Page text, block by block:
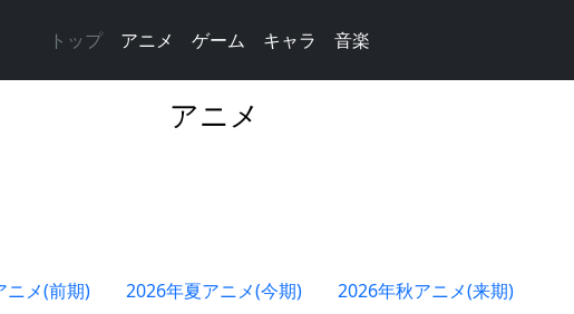
トップ アニメ ゲーム キャラ 音楽
アニメ
ニメ(前期) 2026年夏アニメ(今期)
2026年秋アニメ(来期)